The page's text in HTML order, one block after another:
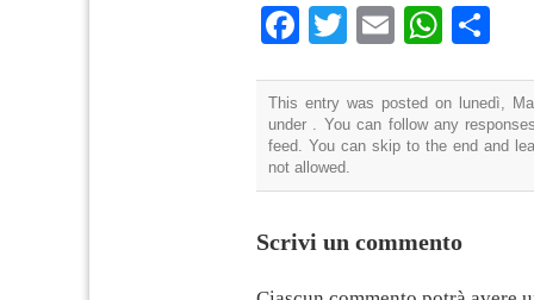
Facebook
TwitterEmail
This entry was posted on lunedì,
under . You can follow any
feed. You can skip to the end and
not allowed.
Scrivi un commento